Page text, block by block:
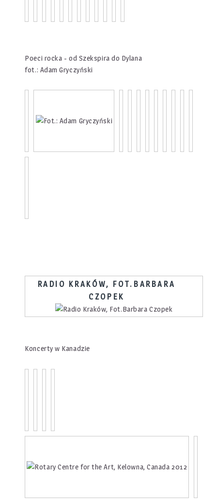
Poeci rocka - od Szekspira do Dylana
fot.: Adam Gryczyński
RADIO KRAKÓW, FOT.BARBARA
CZOPEK
Koncerty w Kanadzie